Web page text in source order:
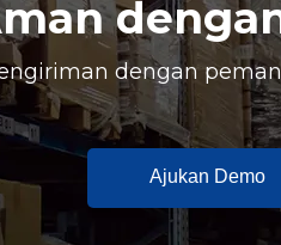
dengan
Ajukan Demo